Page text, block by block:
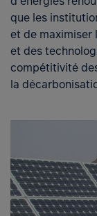
que les
et de maximiser
et des
compétitivité
la